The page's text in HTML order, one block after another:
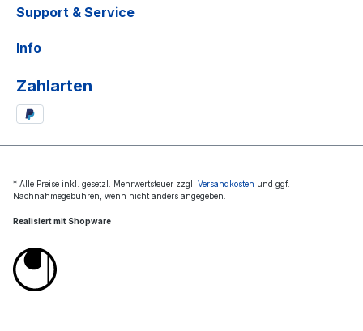
Support & Service
Info
Zahlarten
* Alle Preise inkl. gesetzl. Mehrwertsteuer zzgl. Versandkosten und ggf.
Nachnahmegebühren, wenn nicht anders angegeben.
Realisiert mit Shopware